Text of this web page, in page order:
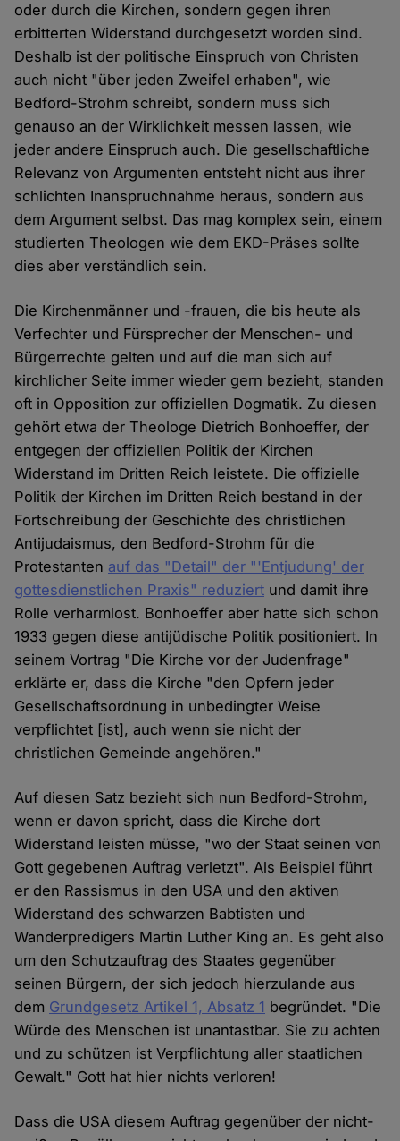
oder durch die Kirchen, sondern gegen ihren
erbitterten Widerstand durchgesetzt worden sind.
Deshalb ist der politische Einspruch von Christen
auch nicht "über jeden Zweifel erhaben", wie
Bedford-Strohm schreibt, sondern muss sich
genauso an der Wirklichkeit messen lassen, wie
jeder andere Einspruch auch. Die gesellschaftliche
Relevanz von Argumenten entsteht nicht aus ihrer
schlichten Inanspruchnahme heraus, sondern aus
dem Argument selbst. Das mag komplex sein, einem
studierten Theologen wie dem EKD-Präses sollte
dies aber verständlich sein.
Die Kirchenmänner und -frauen, die bis heute als
Verfechter und Fürsprecher der Menschen- und
Bürgerrechte gelten und auf die man sich auf
kirchlicher Seite immer wieder gern bezieht, standen
oft in Opposition zur offiziellen Dogmatik. Zu diesen
gehört etwa der Theologe Dietrich Bonhoeffer, der
entgegen der offiziellen Politik der Kirchen
Widerstand im Dritten Reich leistete. Die offizielle
Politik der Kirchen im Dritten Reich bestand in der
Fortschreibung der Geschichte des christlichen
Antijudaismus, den Bedford-Strohm für die
Protestanten auf das "Detail" der "'Entjudung' der
gottesdienstlichen Praxis" reduziert und damit ihre
Rolle verharmlost. Bonhoeffer aber hatte sich schon
1933 gegen diese antijüdische Politik positioniert. In
seinem Vortrag "Die Kirche vor der Judenfrage"
erklärte er, dass die Kirche "den Opfern jeder
Gesellschaftsordnung in unbedingter Weise
verpflichtet [ist], auch wenn sie nicht der
christlichen Gemeinde angehören."
Auf diesen Satz bezieht sich nun Bedford-Strohm,
wenn er davon spricht, dass die Kirche dort
Widerstand leisten müsse, "wo der Staat seinen von
Gott gegebenen Auftrag verletzt". Als Beispiel führt
er den Rassismus in den USA und den aktiven
Widerstand des schwarzen Babtisten und
Wanderpredigers Martin Luther King an. Es geht also
um den Schutzauftrag des Staates gegenüber
seinen Bürgern, der sich jedoch hierzulande aus
dem Grundgesetz Artikel 1, Absatz 1 begründet. "Die
Würde des Menschen ist unantastbar. Sie zu achten
und zu schützen ist Verpflichtung aller staatlichen
Gewalt." Gott hat hier nichts verloren!
Dass die USA diesem Auftrag gegenüber der nicht-